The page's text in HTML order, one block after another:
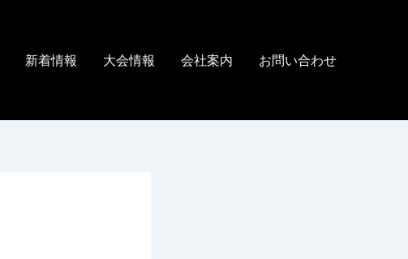
新着情報 大会情報 会社案内 お問い合わせ